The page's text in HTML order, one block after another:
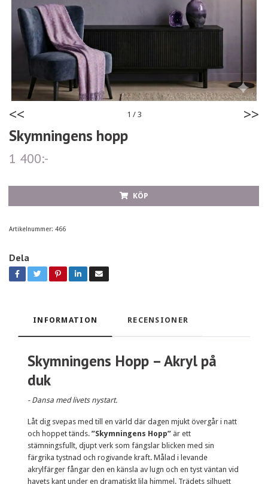
<< 1 / 3 >>
Skymningens hopp
1 400:-
KÖP
Artikelnummer: 466
Dela
INFORMATION RECENSIONER
Skymningens Hopp – Akryl på
duk
- Dansa med livets nystart.
Låt dig svepas med till en värld där dagen mjukt övergår i natt
och hoppet tänds. ”Skymningens Hopp” är ett
stämningsfullt, djupt verk som fängslar blicken med sin
färgrika tystnad och rogivande kraft. Målad i levande
akrylfärger fångar den en känsla av lugn och en tyst väntan vid
havets kant under en dramatiskt lila himmel. Trädets silhuett